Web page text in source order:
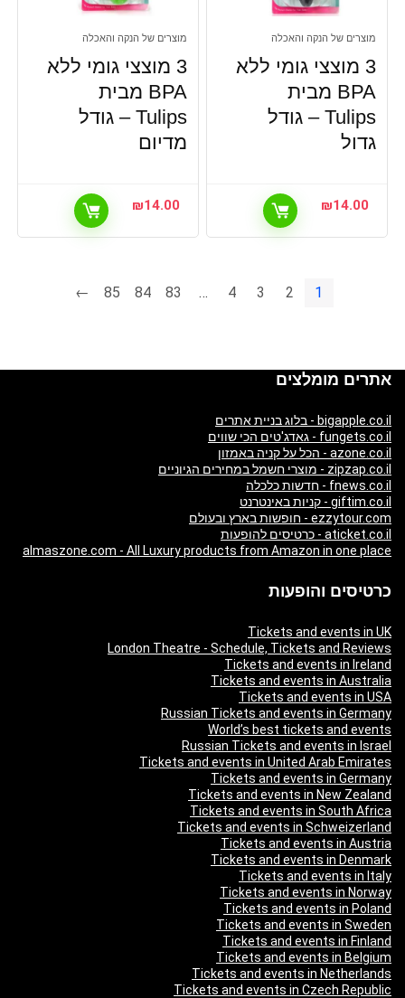
מוצרים של הנקה והאכלה
3 מוצצי גומי ללא
BPA מבית
Tulips – גודל
גדול
₪14.00
מוצרים של הנקה והאכלה
3 מוצצי גומי ללא
BPA מבית
Tulips – גודל
מדיום
₪14.00
1
2
3
4
…
83
84
85
←
אתרים מומלצים
bigapple.co.il - בלוג בניית אתרים
fungets.co.il - גאדג'טים הכי שווים
azone.co.il - הכל על קניה באמזון
zipzap.co.il - מוצרי חשמל במחירים הגיוניים
fnews.co.il - חדשות כלכלה
giftim.co.il - קניות באינטרנט
ezzytour.com - חופשות בארץ ובעולם
aticket.co.il - כרטיסים להופעות
almaszone.com - All Luxury products from Amazon in one place
כרטיסים והופעות
Tickets and events in UK
London Theatre - Schedule, Tickets and Reviews
Tickets and events in Ireland
Tickets and events in Australia
Tickets and events in USA
Russian Tickets and events in Germany
World’s best tickets and events
Russian Tickets and events in Israel
Tickets and events in United Arab Emirates
Tickets and events in Germany
Tickets and events in New Zealand
Tickets and events in South Africa
Tickets and events in Schweizerland
Tickets and events in Austria
Tickets and events in Denmark
Tickets and events in Italy
Tickets and events in Norway
Tickets and events in Poland
Tickets and events in Sweden
Tickets and events in Finland
Tickets and events in Belgium
Tickets and events in Netherlands
Tickets and events in Czech Republic